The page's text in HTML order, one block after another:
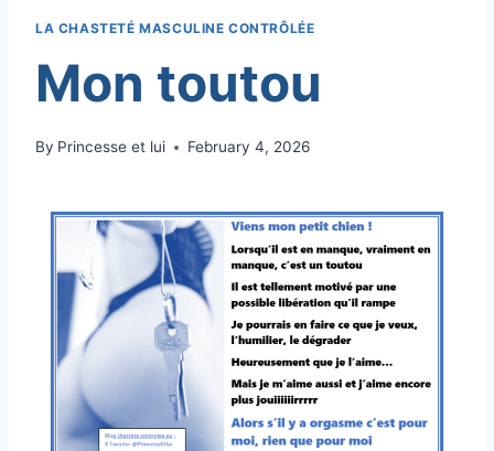
LA CHASTETÉ MASCULINE CONTRÔLÉE
Mon toutou
By Princesse et lui February 4, 2026